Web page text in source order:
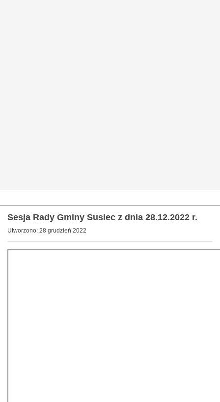
Sesja Rady Gminy Susiec z dnia 28.12.2022 r.
Utworzono: 28 grudzień 2022